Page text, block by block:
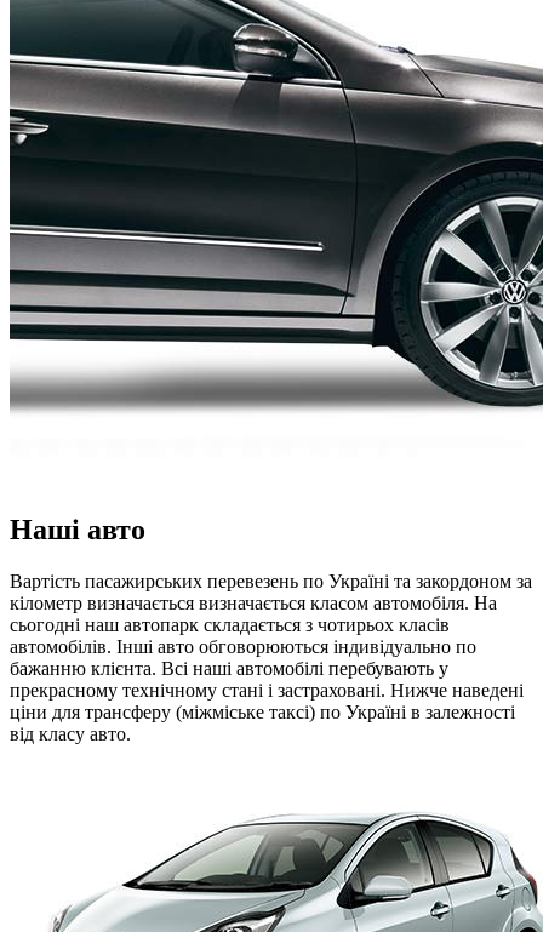
Наші авто
Вартість пасажирських перевезень по Україні та закордоном за
кілометр визначається визначається класом автомобіля. На
сьогодні наш автопарк складається з чотирьох класів
автомобілів. Інші авто обговорюються індивідуально по
бажанню клієнта. Всі наші автомобілі перебувають у
прекрасному технічному стані і застраховані. Нижче наведені
ціни для трансферу (міжміське таксі) по Україні в залежності
від класу авто.